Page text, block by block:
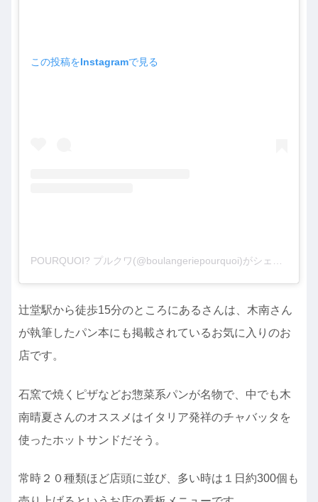
この投稿をInstagramで見る
辻堂駅から徒歩15分のところにあるさんは、木南さん
が執筆したパン本にも掲載されているお気に入りのお
店です。
石窯で焼くピザなどお惣菜系パンが名物で、中でも木
南晴夏さんのオススメはイタリア発祥のチャバッタを
使ったホットサンドだそう。
常時２０種類ほど店頭に並び、多い時は１日約300個も